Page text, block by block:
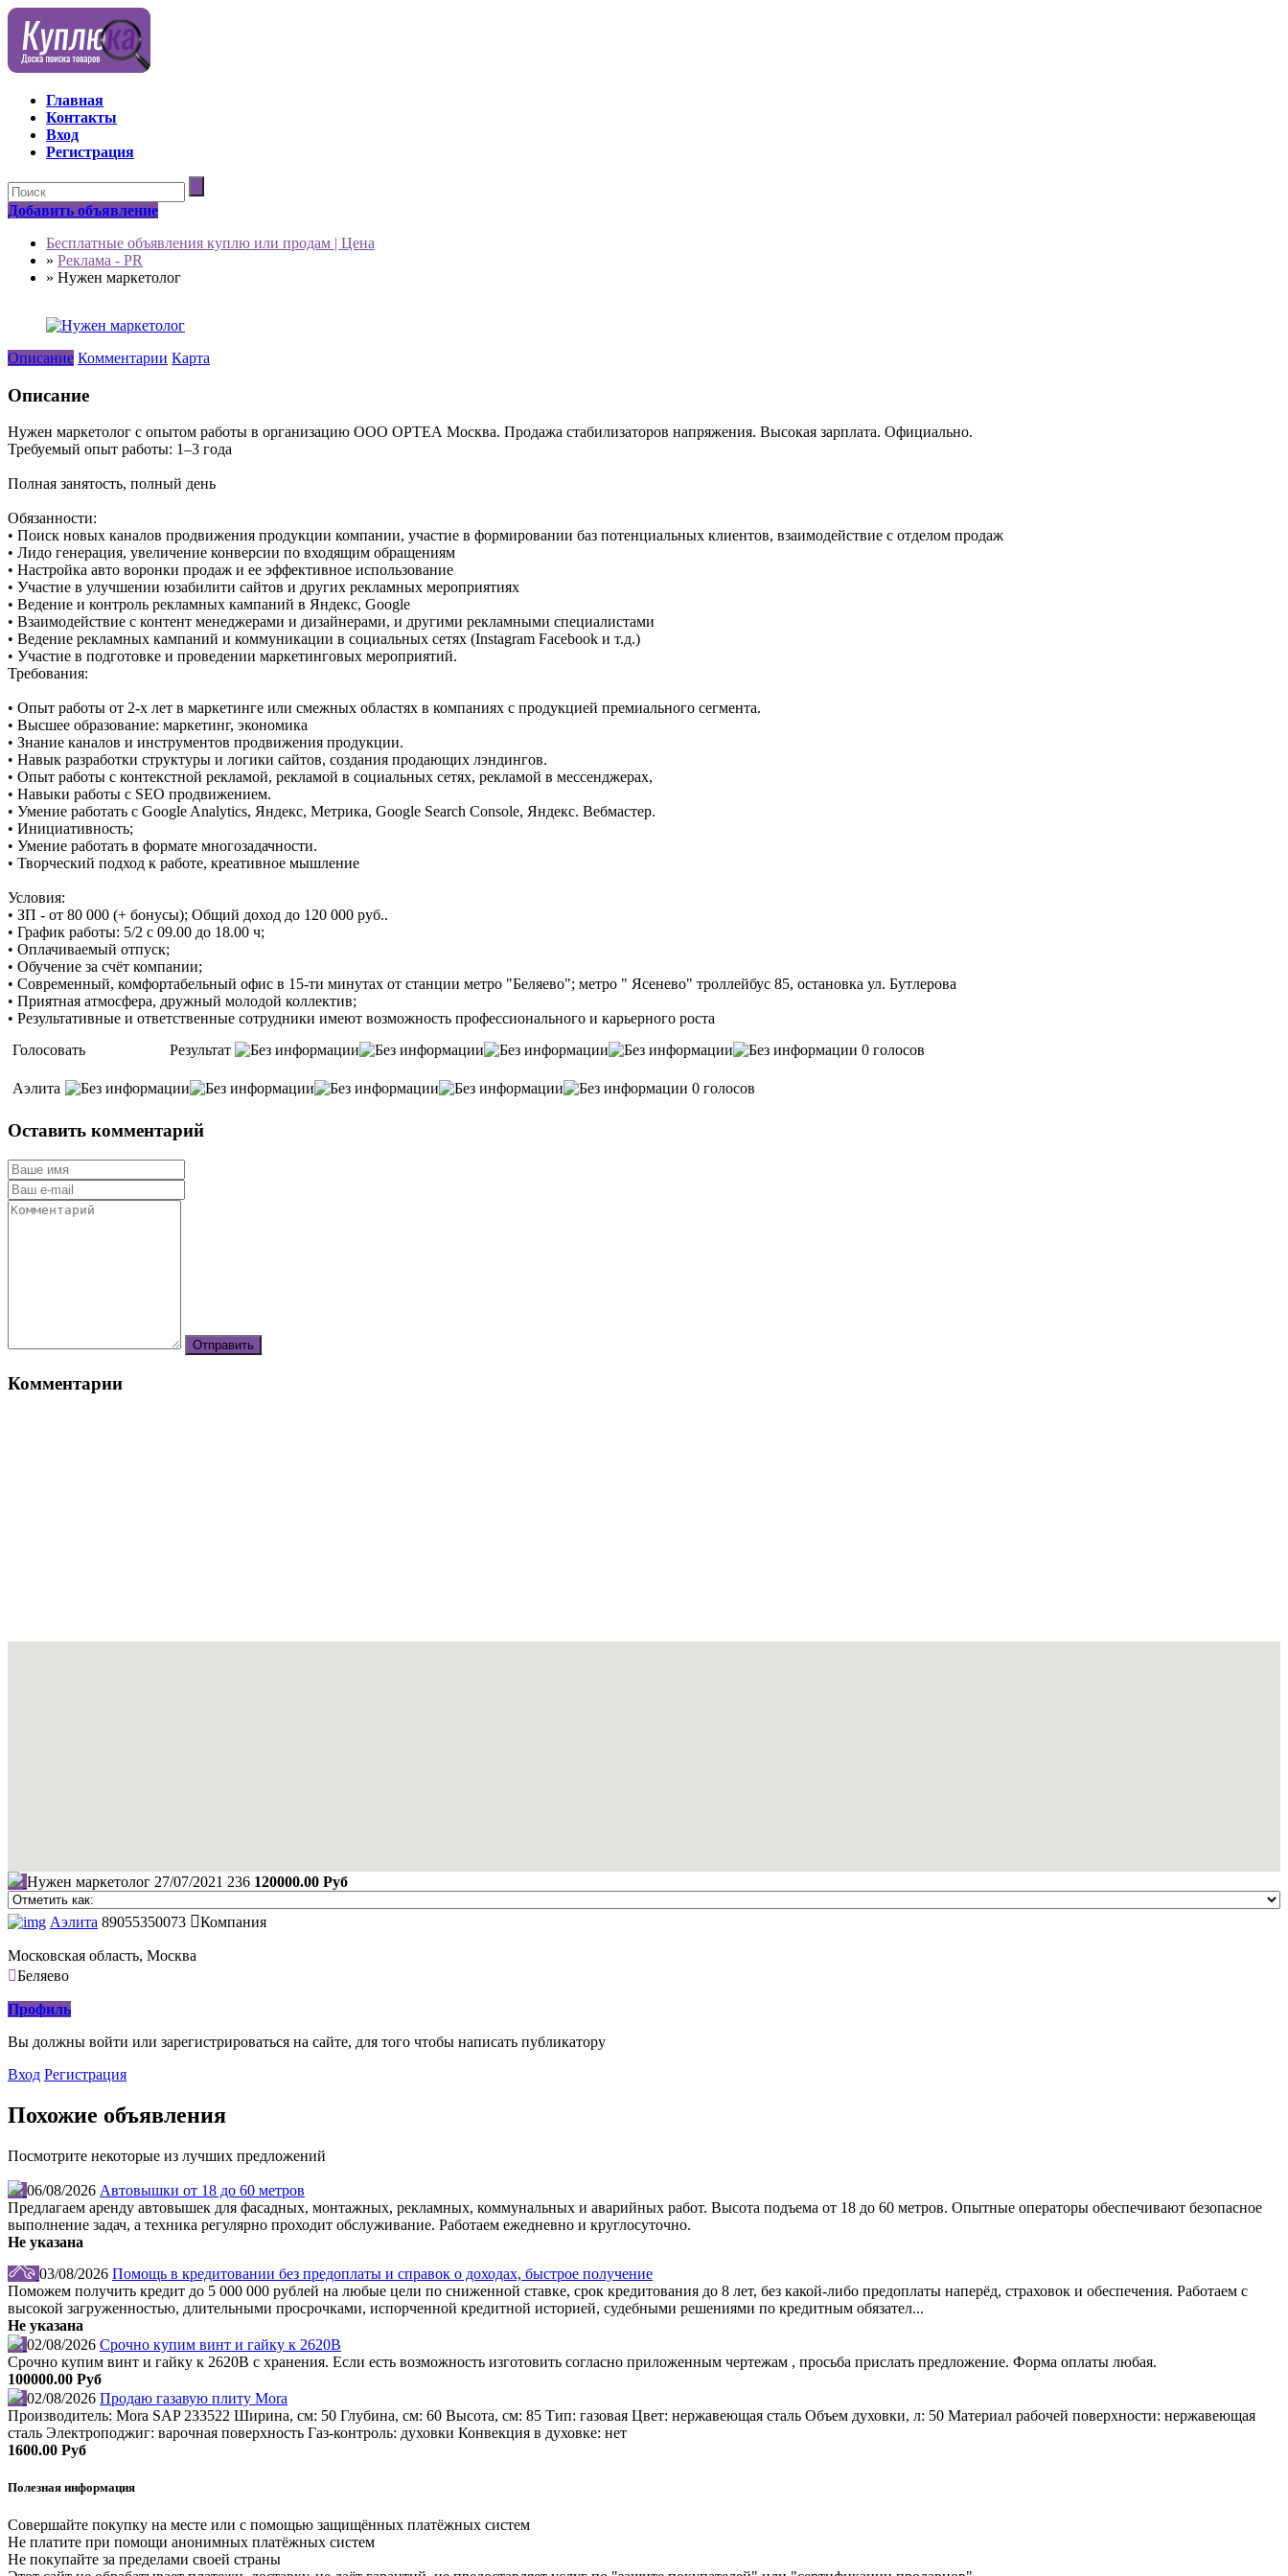
Главная
Контакты
Вход
Регистрация
Добавить объявление
Бесплатные объявления куплю или продам | Цена
» Реклама - PR
» Нужен маркетолог
Описание Комментарии Карта
Описание
Нужен маркетолог с опытом работы в организацию ООО ОРТЕА Москва. Продажа стабилизаторов напряжения. Высокая зарплата. Официально.
Требуемый опыт работы: 1–3 года
Полная занятость, полный день
Обязанности:
• Поиск новых каналов продвижения продукции компании, участие в формировании баз потенциальных клиентов, взаимодействие с отделом продаж
• Лидо генерация, увеличение конверсии по входящим обращениям
• Настройка авто воронки продаж и ее эффективное использование
• Участие в улучшении юзабилити сайтов и других рекламных мероприятиях
• Ведение и контроль рекламных кампаний в Яндекс, Google
• Взаимодействие с контент менеджерами и дизайнерами, и другими рекламными специалистами
• Ведение рекламных кампаний и коммуникации в социальных сетях (Instagram Facebook и т.д.)
• Участие в подготовке и проведении маркетинговых мероприятий.
Требования:
• Опыт работы от 2-х лет в маркетинге или смежных областях в компаниях с продукцией премиального сегмента.
• Высшее образование: маркетинг, экономика
• Знание каналов и инструментов продвижения продукции.
• Навык разработки структуры и логики сайтов, создания продающих лэндингов.
• Опыт работы с контекстной рекламой, рекламой в социальных сетях, рекламой в мессенджерах,
• Навыки работы с SEO продвижением.
• Умение работать с Google Analytics, Яндекс, Метрика, Google Search Console, Яндекс. Вебмастер.
• Инициативность;
• Умение работать в формате многозадачности.
• Творческий подход к работе, креативное мышление
Условия:
• ЗП - от 80 000 (+ бонусы); Общий доход до 120 000 руб..
• График работы: 5/2 с 09.00 до 18.00 ч;
• Оплачиваемый отпуск;
• Обучение за счёт компании;
• Современный, комфортабельный офис в 15-ти минутах от станции метро "Беляево"; метро " Ясенево" троллейбус 85, остановка ул. Бутлерова
• Приятная атмосфера, дружный молодой коллектив;
• Результативные и ответственные сотрудники имеют возможность профессионального и карьерного роста
Голосовать
Результат 0 голосов
Аэлита 0 голосов
Оставить комментарий
Комментарии
Нужен маркетолог 27/07/2021 236 120000.00 Руб
Аэлита 89055350073 Компания
Московская область, Москва
Беляево
Профиль
Вы должны войти или зарегистрироваться на сайте, для того чтобы написать публикатору
Вход Регистрация
Похожие объявления
Посмотрите некоторые из лучших предложений
06/08/2026 Автовышки от 18 до 60 метров
Предлагаем аренду автовышек для фасадных, монтажных, рекламных, коммунальных и аварийных работ. Высота подъема от 18 до 60 метров. Опытные операторы обеспечивают безопасное
выполнение задач, а техника регулярно проходит обслуживание. Работаем ежедневно и круглосуточно.
Не указана
03/08/2026 Помощь в кредитовании без предоплаты и справок о доходах, быстрое получение
Поможем получить кредит до 5 000 000 рублей на любые цели по сниженной ставке, срок кредитования до 8 лет, без какой-либо предоплаты наперёд, страховок и обеспечения. Работаем с
высокой загруженностью, длительными просрочками, испорченной кредитной историей, судебными решениями по кредитным обязател...
Не указана
02/08/2026 Срочно купим винт и гайку к 2620В
Срочно купим винт и гайку к 2620В с хранения. Если есть возможность изготовить согласно приложенным чертежам , просьба прислать предложение. Форма оплаты любая.
100000.00 Руб
02/08/2026 Продаю газавую плиту Mora
Производитель: Mora SAP 233522 Ширина, см: 50 Глубина, см: 60 Высота, см: 85 Тип: газовая Цвет: нержавеющая сталь Объем духовки, л: 50 Материал рабочей поверхности: нержавеющая
сталь Электроподжиг: варочная поверхность Газ-контроль: духовки Конвекция в духовке: нет
1600.00 Руб
Полезная информация
Совершайте покупку на месте или с помощью защищённых платёжных систем
Не платите при помощи анонимных платёжных систем
Не покупайте за пределами своей страны